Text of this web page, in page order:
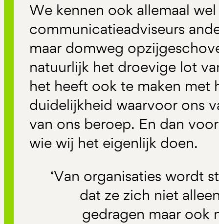
We kennen ook allemaal
communicatieadviseurs
maar domweg
natuurlijk het droevige lot
het heeft ook te maken met
duidelijkheid waarvoor ons
van ons beroep. En dan
wie wij het eigenlijk doen.
‘Van organisaties wordt
dat ze zich niet
gedragen maar ook